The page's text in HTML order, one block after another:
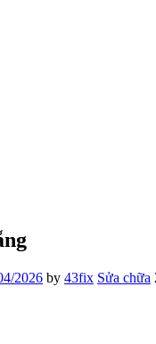
2026 by 43fix Sửa chữa